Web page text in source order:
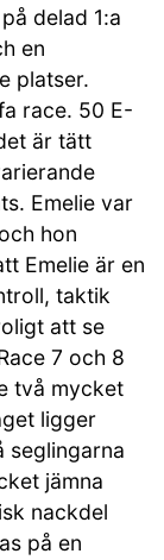
delad 1:a
en
platser.
race. 50 E-
är tätt
Emelie var
hon
Emelie är en
taktik
att se
7 och 8
två mycket
ligger
seglingarna
jämna
nackdel
på en